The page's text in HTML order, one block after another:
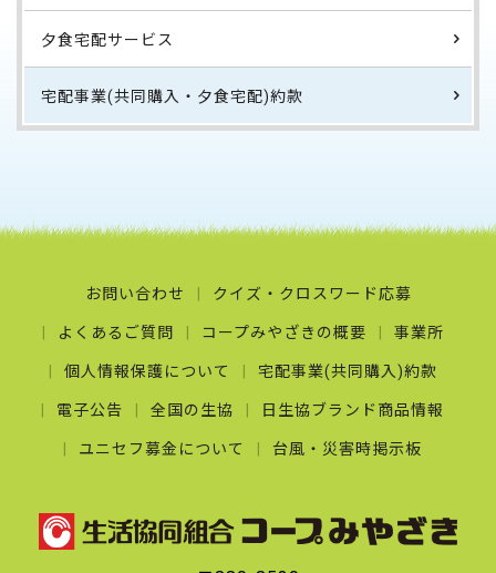
夕食宅配サービス
宅配事業(共同購入・夕食宅配)約款
お問い合わせ クイズ・クロスワード応募
よくあるご質問 コープみやざきの概要 事業所
個人情報保護について 宅配事業(共同購入)約款
電子公告 全国の生協 日生協ブランド商品情報
ユニセフ募金について 台風・災害時掲示板